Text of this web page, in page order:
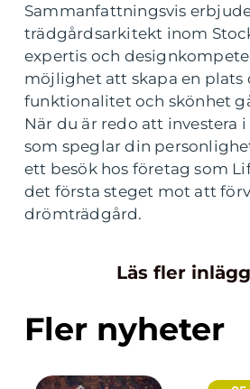
Sammanfattningsvis
trädgårdsarkitekt inom
expertis och
möjlighet att skapa en plats
funktionalitet och skönhet
När du är redo att investera
som speglar din
ett besök hos företag som
det första steget mot att
drömträdgård.
Läs fler
Fler nyheter